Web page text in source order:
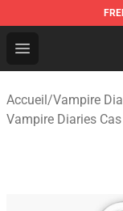
Open menu
The Vampire
Accueil/Vampire
Vampire Diaries